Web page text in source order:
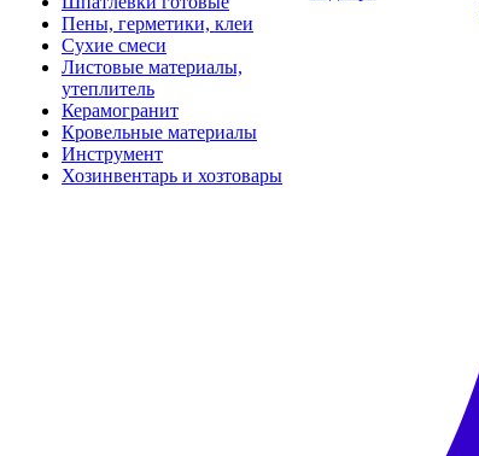
Пены, герметики, клеи
Сухие смеси
Листовые материалы,
утеплитель
Керамогранит
Кровельные материалы
Инструмент
Хозинвентарь и хозтовары